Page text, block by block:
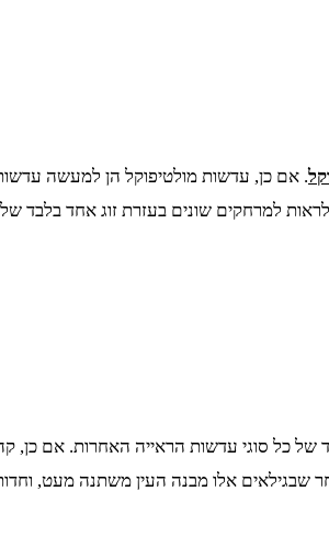
. אם כן, עדשות מולטיפוקל הן למעשה
למרחקים שונים בעזרת זוג אחד
כל סוגי עדשות הראייה האחרות. אם